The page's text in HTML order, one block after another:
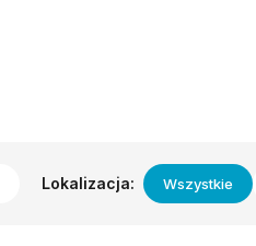
Lokalizacja: Wszystkie